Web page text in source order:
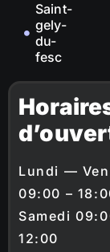
Saint-
gely-
du-
fesc
Lundi —
09:00 –
Samedi
12:00